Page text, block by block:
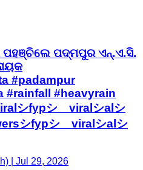
ପହଞ୍ଚିଲେ ପଦ୍ମପୁର ଏନ୍.ଏ.ସି.
#padampur
#rainfall #heavyrain
シfypシ゚viralシalシ
シfypシ゚viralシalシ
| Jul 29, 2026